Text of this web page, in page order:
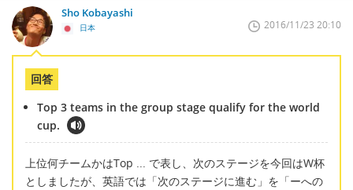
Sho Kobayashi
日本 2016/11/23 20:10
回答
Top 3 teams in the group stage qualify for the world
cup.
上位何チームかはTop ... で表し、次のステージを今回はW杯
としましたが、英語では「次のステージに進む」を「ーへの